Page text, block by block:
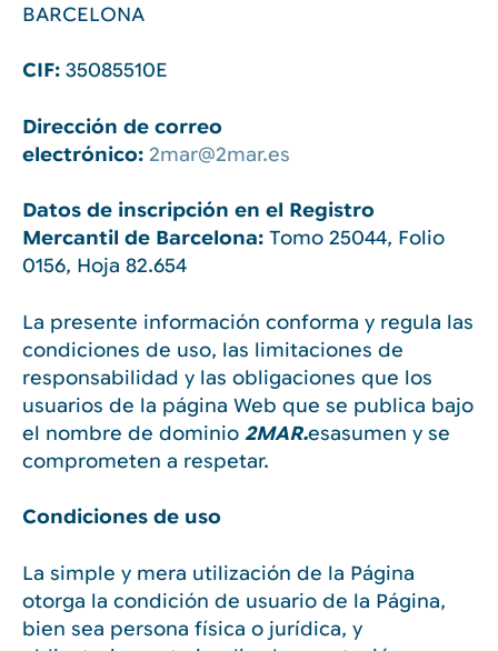
BARCELONA
CIF: 35085510E
Dirección de correo
electrónico: 2mar@2mar.es
Datos de inscripción en el Registro
Mercantil de Barcelona: Tomo 25044, Folio
0156, Hoja 82.654
La presente información conforma y regula las
condiciones de uso, las limitaciones de
responsabilidad y las obligaciones que los
usuarios de la página Web que se publica bajo
el nombre de dominio 2MAR.esasumen y se
comprometen a respetar.
Condiciones de uso
La simple y mera utilización de la Página
otorga la condición de usuario de la Página,
bien sea persona física o jurídica, y